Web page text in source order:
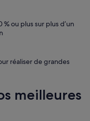
ou plus sur plus d’un
réaliser de grandes
meilleures